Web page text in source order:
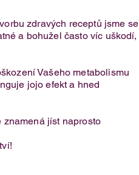
zdravých receptů jsme se
a bohužel často víc uškodí,
Vašeho metabolismu
jojo efekt a hned
znamená jíst naprosto